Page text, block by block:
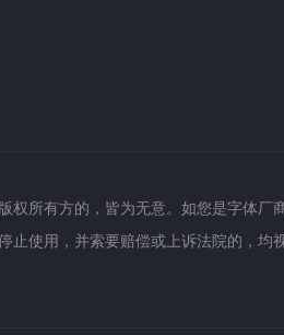
所有方的，皆为无意。如您是字体厂
使用，并索要赔偿或上诉法院的，均